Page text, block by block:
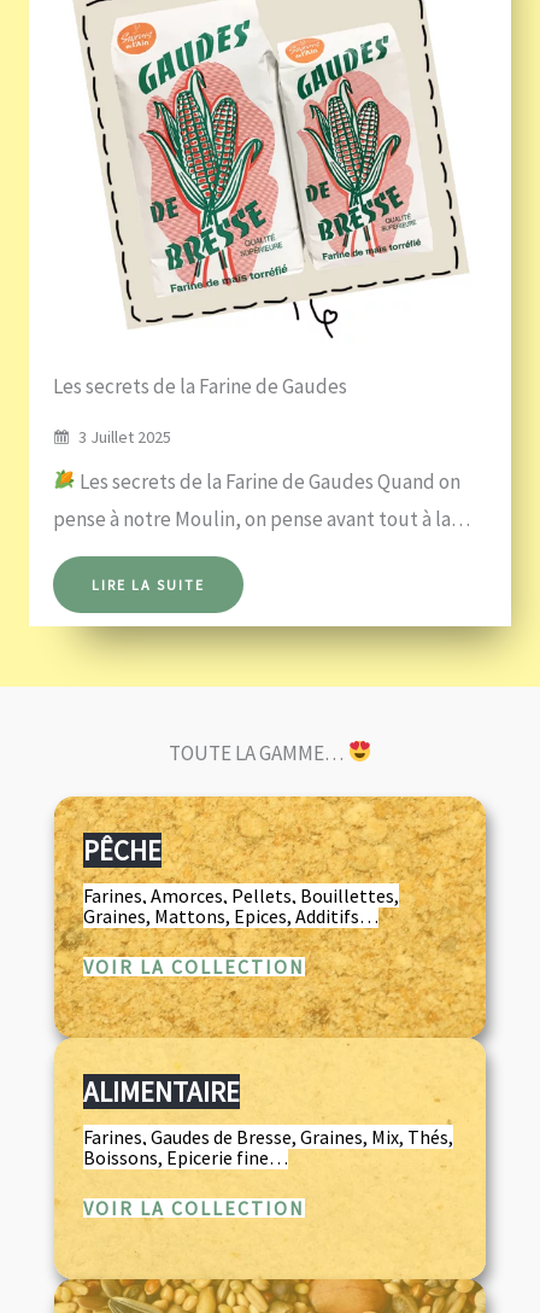
Les secrets de la Farine de Gaudes
3 Juillet 2025
Les secrets de la Farine de Gaudes Quand on
pense à notre Moulin, on pense avant tout à la…
LIRE LA SUITE
TOUTE LA GAMME…
PÊCHE
Farines, Amorces, Pellets, Bouillettes,
Graines, Mattons, Epices, Additifs…
VOIR LA COLLECTION
ALIMENTAIRE
Farines, Gaudes de Bresse, Graines, Mix, Thés,
Boissons, Epicerie fine…
VOIR LA COLLECTION